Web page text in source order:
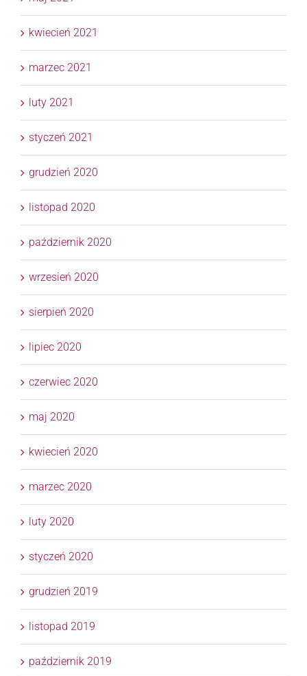
kwiecień 2021
marzec 2021
luty 2021
styczeń 2021
grudzień 2020
listopad 2020
październik 2020
wrzesień 2020
sierpień 2020
lipiec 2020
czerwiec 2020
maj 2020
kwiecień 2020
marzec 2020
luty 2020
styczeń 2020
grudzień 2019
listopad 2019
październik 2019